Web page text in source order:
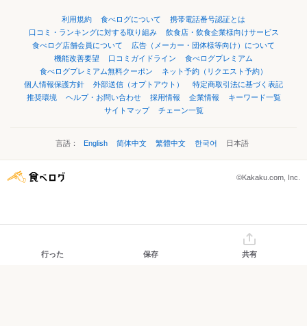
利用規約 食べログについて
携帯電話番号認証とは
口コミ・ランキングに対する取り組み
飲食店・飲食企業様向けサービス
食べログ店舗会員について
広告（メーカー・団体様等向け）について
機能改善要望
口コミガイドライン
食べログプレミアム
食べログプレミアム無料クーポン
ネット予約（リクエスト予約）
個人情報保護方針
外部送信（オプトアウト）
特定商取引法に基づく表記
推奨環境
ヘルプ・お問い合わせ 採用情報 企業情報
キーワード一覧
サイトマップ
チェーン一覧
言語： English 简体中文 繁體中文 한국어 日本語
©Kakaku.com, Inc.
行った 保存 共有